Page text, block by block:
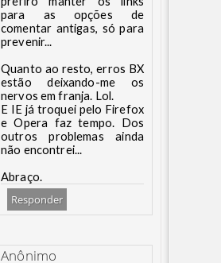
para as opções de
comentar antigas, só para
prevenir...
Quanto ao resto, erros BX
estão deixando-me os
nervos em franja. Lol.
E IE já troquei pelo Firefox
e Opera faz tempo. Dos
outros problemas ainda
não encontrei...
Abraço.
Responder
Anônimo